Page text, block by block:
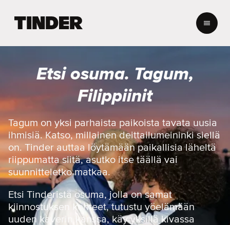
r
n
l
o
i
t
u
s
s
i
v
u
Etsi osuma. Tagum,
Filippiinit
Tagum on yksi parhaista paikoista tavata uusia
ihmisiä. Katso, millainen deittailumeininki siellä
on. Tinder auttaa löytämään paikallisia läheltä
riippumatta siitä, asutko itse täällä vai
suunnitteletko matkaa.
Etsi Tinderistä osuma, jolla on samat
kiinnostuksen kohteet, tutustu yöelämään
uuden kaverin kanssa, käy yksillä kivassa